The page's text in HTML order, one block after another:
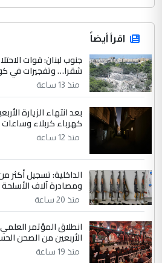
اقرأ أيضاً
جنوب لبنان: قوات
شقرا… وتفجيرات في
منذ 13 ساعة
بعد انتهاء الزيارة
كهرباء كربلاء
منذ 12 ساعة
ومصادرة آلاف الأسلحة
منذ 20 ساعة
انطلاق المؤتمر
الأربعين من الصحن
منذ 19 ساعة